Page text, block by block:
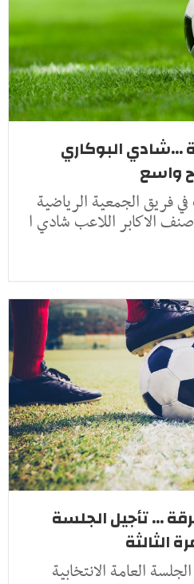
...شادي البوكاري
واسع
فريق الجمعية الرياضية
الاكابر اللاعب شادي ا
... تأجيل الجلسة
الثالثة
العامة الانتخابية